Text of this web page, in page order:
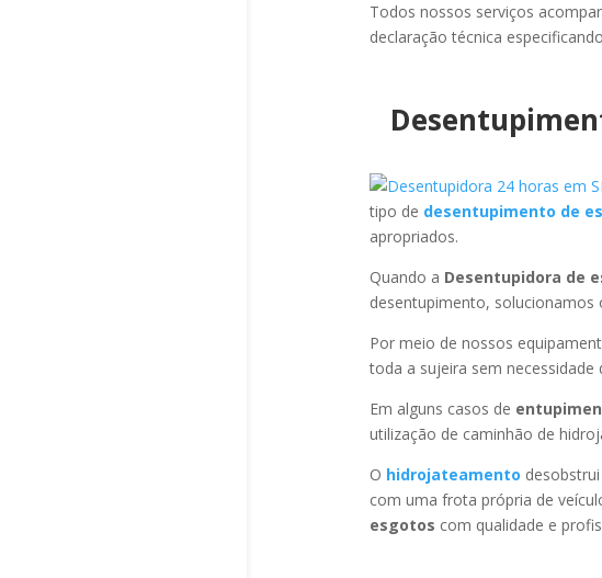
Todos nossos serviços
declaração técnica
tipo de desentupimento de
apropriados.
Quando a Desentupidora de
desentupimento, solucionamos
Por meio de nossos
toda a sujeira sem necessidade
Em alguns casos de
utilização de caminhão de
O hidrojateamento
com uma frota própria de
esgotos com qualidade e